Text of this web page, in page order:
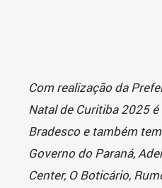
Com realização da
Natal de Curitiba 2025
Bradesco e também
Governo do Paraná,
Center, O Boticário,